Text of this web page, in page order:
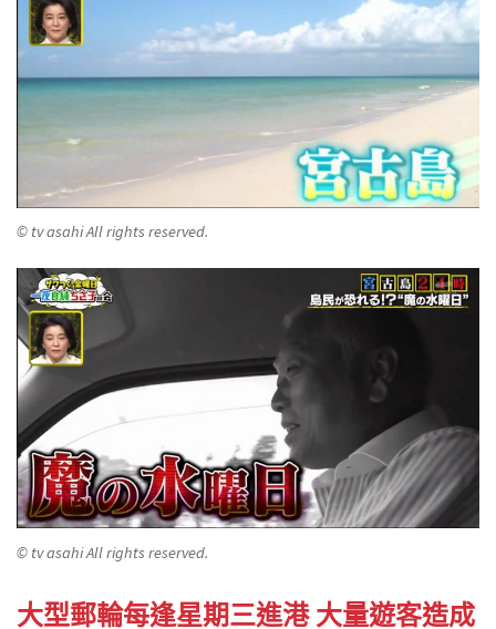
© tv asahi All rights reserved.
© tv asahi All rights reserved.
大型郵輪每逢星期三進港 大量遊客造成